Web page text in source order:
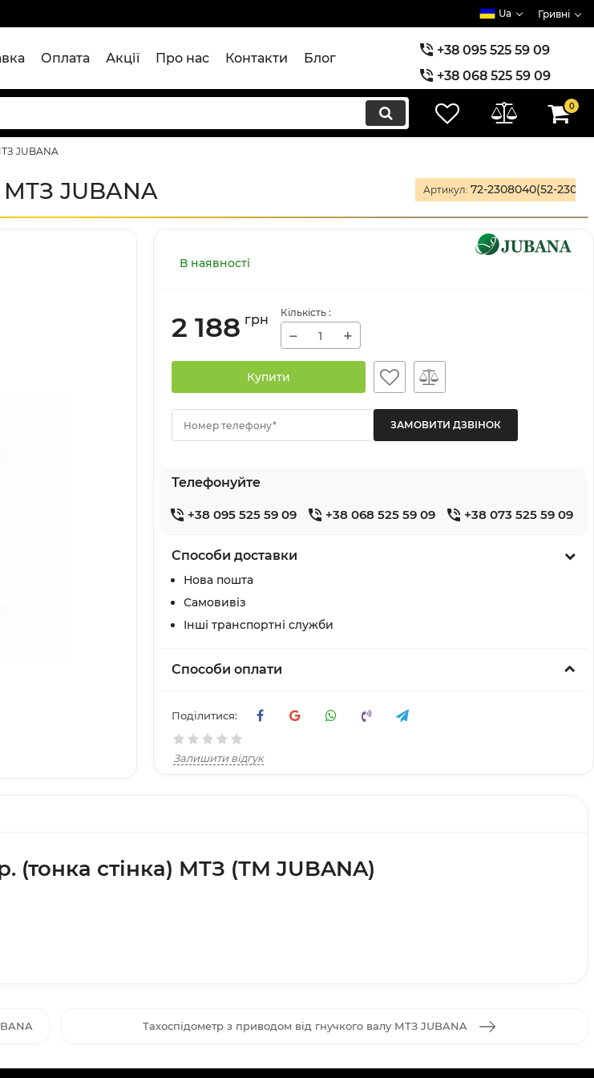
Ua Гривні
Оплата Акції Про нас Контакти Блог
+38 095 525 59 09
+38 068 525 59 09
+38 073 525 59 09
0
JUBANA
МТЗ JUBANA Артикул: 72-2308040(52-
В наявності
2 188 грн Кількість :
− +
Купити
Номер телефону*
Телефонуйте
+38 095 525 59 09 +38 068 525 59 09 +38 073 525 59 09
Способи доставки
Нова пошта
Самовивіз
Інші транспортні служби
Способи оплати
Поділитися:
Залишити відгук
(тонка стінка) МТЗ (ТМ JUBANA)
Тахоспідометр з приводом від гнучкого валу МТЗ JUBANA